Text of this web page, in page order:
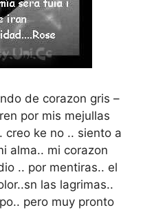
de corazon gris –
por mis mejullas
creo ke no .. siento a
alma.. mi corazon
.. por mentiras.. el
las lagrimas..
pero muy pronto